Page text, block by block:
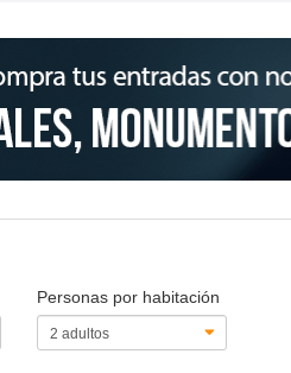
Personas por habitación